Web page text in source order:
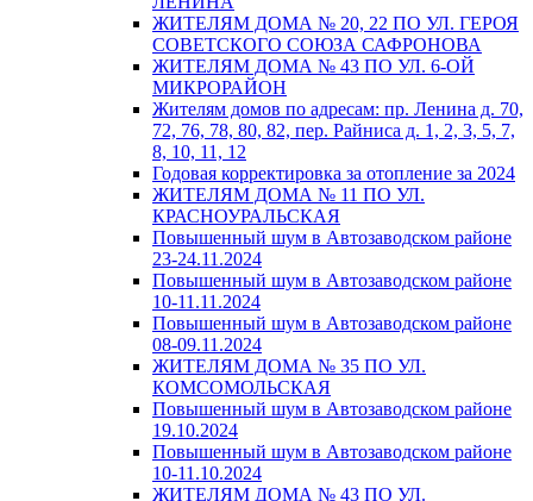
ЖИТЕЛЯМ ДОМА № 20, 22 ПО УЛ. ГЕРОЯ
СОВЕТСКОГО СОЮЗА САФРОНОВА
ЖИТЕЛЯМ ДОМА № 43 ПО УЛ. 6-ОЙ
МИКРОРАЙОН
Жителям домов по адресам: пр. Ленина д. 70,
72, 76, 78, 80, 82, пер. Райниса д. 1, 2, 3, 5, 7,
8, 10, 11, 12
Годовая корректировка за отопление за 2024
ЖИТЕЛЯМ ДОМА № 11 ПО УЛ.
КРАСНОУРАЛЬСКАЯ
Повышенный шум в Автозаводском районе
23-24.11.2024
Повышенный шум в Автозаводском районе
10-11.11.2024
Повышенный шум в Автозаводском районе
08-09.11.2024
ЖИТЕЛЯМ ДОМА № 35 ПО УЛ.
КОМСОМОЛЬСКАЯ
Повышенный шум в Автозаводском районе
19.10.2024
Повышенный шум в Автозаводском районе
10-11.10.2024
ЖИТЕЛЯМ ДОМА № 43 ПО УЛ.